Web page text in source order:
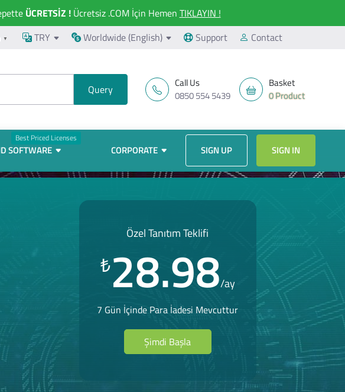
ÜCRETSİZ !Ücretsiz .COM İçin Hemen TIKLAYIN !
▼ TRY Worldwide (English) Support Contact
Call Us
0850 554 5439
Basket
0 Product
Best Priced Licenses
SOFTWARE CORPORATE SIGN UP SIGN IN
Özel Tanıtım Teklifi
₺28.98/ay
7 Gün İçinde Para İadesi Mevcuttur
Şimdi Başla